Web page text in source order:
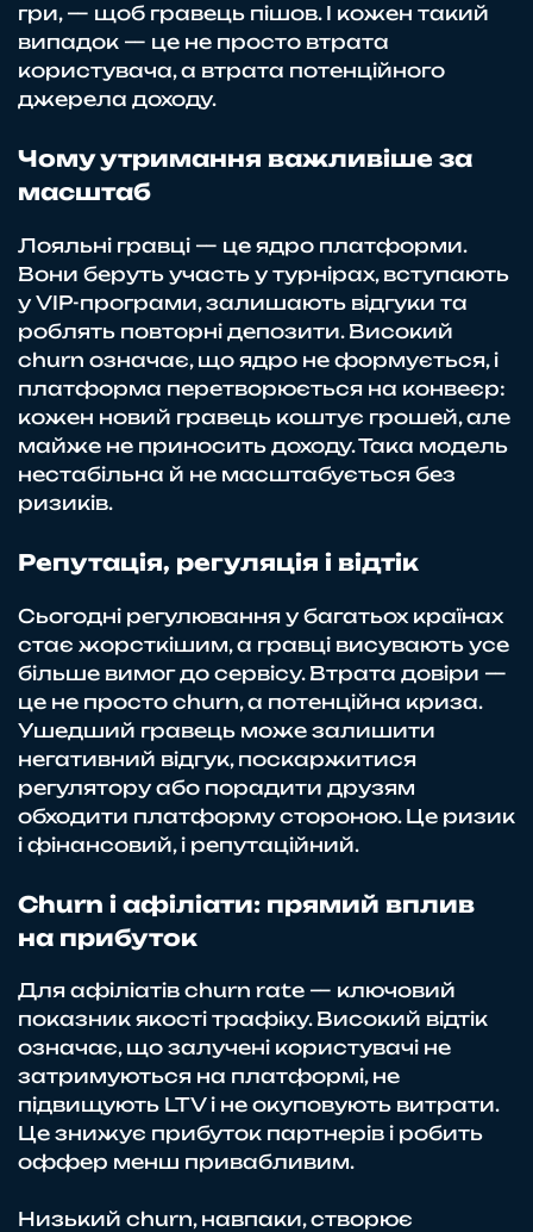
гри, — щоб гравець пішов. І кожен такий
випадок — це не просто втрата
користувача, а втрата потенційного
джерела доходу.
Чому утримання важливіше за
масштаб
Лояльні гравці — це ядро платформи.
Вони беруть участь у турнірах, вступають
у VIP-програми, залишають відгуки та
роблять повторні депозити. Високий
churn означає, що ядро не формується, і
платформа перетворюється на конвеєр:
кожен новий гравець коштує грошей, але
майже не приносить доходу. Така модель
нестабільна й не масштабується без
ризиків.
Репутація, регуляція і відтік
Сьогодні регулювання у багатьох країнах
стає жорсткішим, а гравці висувають усе
більше вимог до сервісу. Втрата довіри —
це не просто churn, а потенційна криза.
Ушедший гравець може залишити
негативний відгук, поскаржитися
регулятору або порадити друзям
обходити платформу стороною. Це ризик
і фінансовий, і репутаційний.
Churn і афіліати: прямий вплив
на прибуток
Для афіліатів churn rate — ключовий
показник якості трафіку. Високий відтік
означає, що залучені користувачі не
затримуються на платформі, не
підвищують LTV і не окуповують витрати.
Це знижує прибуток партнерів і робить
оффер менш привабливим.
Низький churn, навпаки, створює